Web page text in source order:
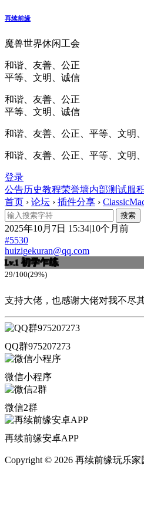
再续前缘
魔兽世界休闲工会
和谐、友善、公正
平等、文明、诚信
和谐、友善、公正
平等、文明、诚信
和谐、友善、公正、平等、文明
和谐、友善、公正、平等、文明
登录
公告历史教程荣誉墙内部测试服
首页 › 论坛 › 插件分享 ›
2025年10月7日 15:34|10个月前
#5530
huizigekuran@qq.com
Lv.1 初学乍练
29/100(29%)
支持大佬，也感谢大佬对我不尽
QQ群975207273
微信小程序
微信2群
再续前缘安卓APP
Copyright © 2026 再续前缘玩乐家